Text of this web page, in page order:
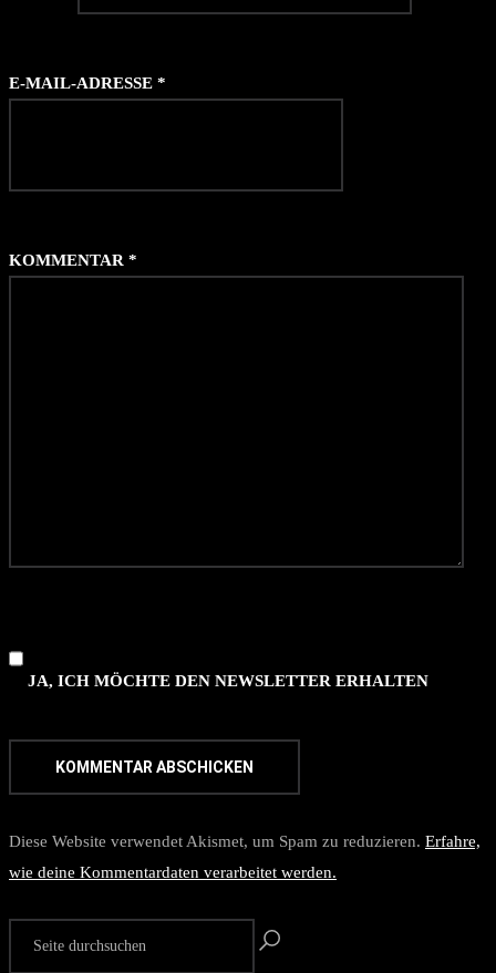
E-MAIL-ADRESSE *
KOMMENTAR *
JA, ICH MÖCHTE DEN NEWSLETTER ERHALTEN
Diese Website verwendet Akismet, um Spam zu reduzieren. Erfahre,
wie deine Kommentardaten verarbeitet werden.